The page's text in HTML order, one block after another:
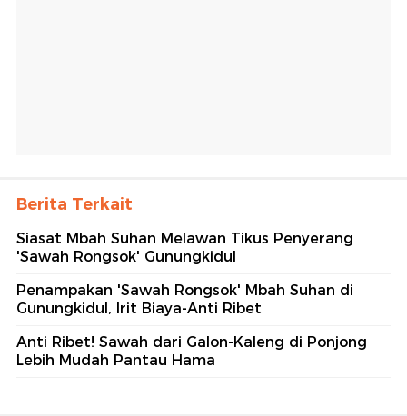
Berita Terkait
Siasat Mbah Suhan Melawan Tikus Penyerang
'Sawah Rongsok' Gunungkidul
Penampakan 'Sawah Rongsok' Mbah Suhan di
Gunungkidul, Irit Biaya-Anti Ribet
Anti Ribet! Sawah dari Galon-Kaleng di Ponjong
Lebih Mudah Pantau Hama